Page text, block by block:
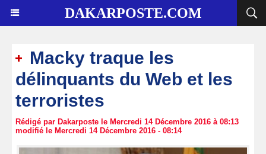
DAKARPOSTE.COM
Macky traque les
délinquants du Web et les
terroristes
Rédigé par Dakarposte le Mercredi 14 Décembre 2016 à 08:13
modifié le Mercredi 14 Décembre 2016 - 08:14